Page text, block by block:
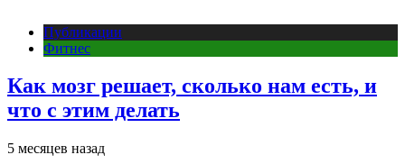
Публикации
Фитнес
Как мозг решает, сколько нам есть, и
что с этим делать
5 месяцев назад